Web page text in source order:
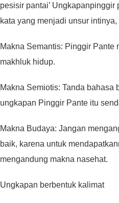
pesisir pantai’
kata yang menjadi unsur
Makna Semantis: Pinggir Pante
makhluk hidup.
Makna Semiotis: Tanda
ungkapan Pinggir Pante itu
Makna Budaya: Jangan
baik, karena untuk
mengandung makna nasehat.
Ungkapan berbentuk kalimat